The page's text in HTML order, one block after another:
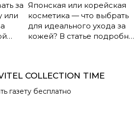
за
или
на их
Японская или корейская
косметика — что выбрать
для идеального ухода за
кожей? В статье подробно
ухода, составы,
преимущества и
недостатки. Узнайте, чем
COLLECTION TIME
газету бесплатно